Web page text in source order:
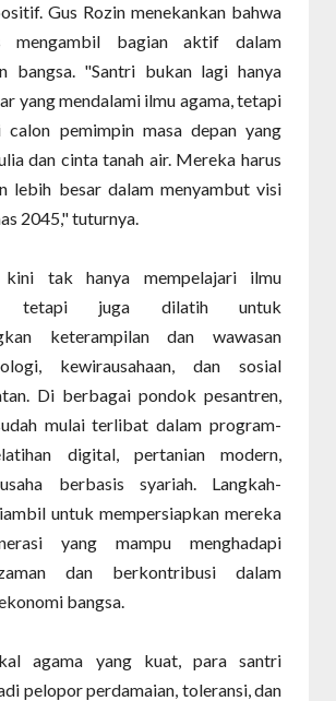
Gus Rozin menekankan bahwa
mengambil bagian aktif dalam
bangsa. "Santri bukan lagi hanya
yang mendalami ilmu agama, tetapi
calon pemimpin masa depan yang
dan cinta tanah air. Mereka harus
lebih besar dalam menyambut visi
2045," tuturnya.
tak hanya mempelajari ilmu
tetapi juga dilatih untuk
keterampilan dan wawasan
kewirausahaan, dan sosial
Di berbagai pondok pesantren,
mulai terlibat dalam program-
digital, pertanian modern,
berbasis syariah. Langkah-
untuk mempersiapkan mereka
yang mampu menghadapi
dan berkontribusi dalam
bangsa.
agama yang kuat, para santri
pelopor perdamaian, toleransi, dan